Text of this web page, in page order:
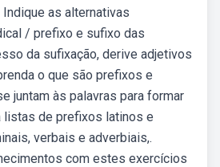
as alternativas
/ prefixo e sufixo das
da sufixação, derive adjetivos
o que são prefixos e
juntam às palavras para formar
listas de prefixos latinos e
verbais e adverbiais,.
com estes exercícios